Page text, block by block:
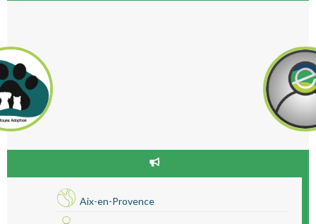
Aix-en-Provence